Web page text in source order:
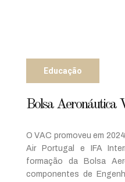
Educação
Bolsa Aeronáutica
O VAC promoveu em
Air Portugal e IFA
formação da Bolsa
componentes de